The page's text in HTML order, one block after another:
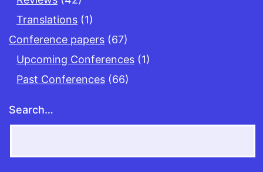
Translations (1)
Conference papers (67)
Upcoming Conferences (1)
Past Conferences (66)
Search…